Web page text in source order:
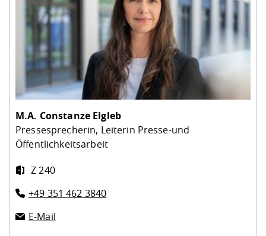
M.A. Constanze Elgleb
Pressesprecherin, Leiterin Presse-und
Öffentlichkeitsarbeit
Z 240
+49 351 462 3840
E-Mail